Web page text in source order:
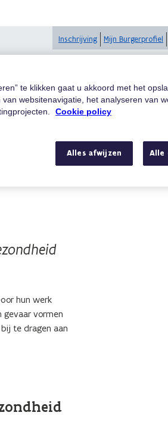
Inschrijving Mijn Burgerprofiel
hun werk
gevaar vormen
te dragen aan
te klikken gaat u akkoord met het
websitenavigatie, het analyseren van
Cookie policy
Alles afwijzen Alle